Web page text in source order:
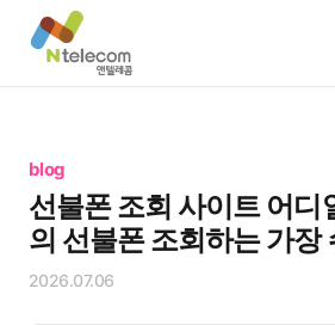
blog
선불폰 조회 사이트 어디
의 선불폰 조회하는 가장
2026.07.06